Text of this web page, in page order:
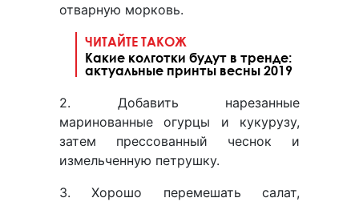
отварную морковь.
ЧИТАЙТЕ ТАКОЖ
Какие колготки будут в тренде:
актуальные принты весны 2019
2. Добавить нарезанные
маринованные огурцы и кукурузу,
затем прессованный чеснок и
измельченную петрушку.
3. Хорошо перемешать салат,